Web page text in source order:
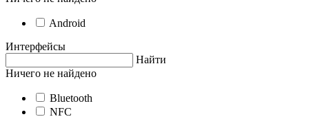
Android
Интерфейсы
Найти
Ничего не найдено
Bluetooth
NFC